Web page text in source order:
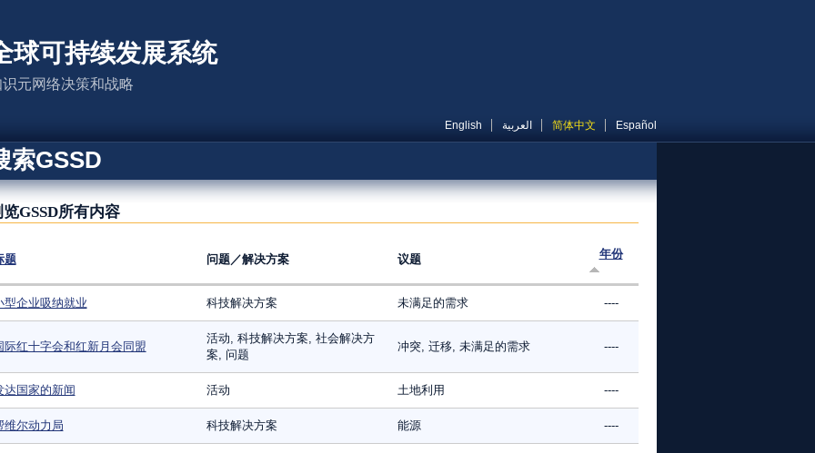
球可持续发展系统
元网络决策和战略
English العربية 简体中文 Español
索GSSD
GSSD所有内容
题 问题／解决方案 议题 年份
型企业吸纳就业 科技解决方案 未满足的需求 ----
际红十字会和红新月会同盟
活动, 科技解决方案, 社会解决方
案, 问题
冲突, 迁移, 未满足的需求 ----
达国家的新闻 活动 土地利用 ----
维尔动力局 科技解决方案 能源 ----